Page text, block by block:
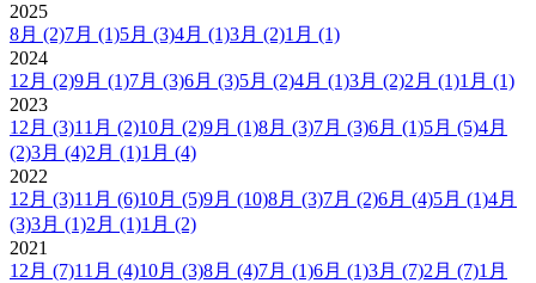
2025
8月 (2)7月 (1)5月 (3)4月 (1)3月 (2)1月 (1)
2024
12月 (2)9月 (1)7月 (3)6月 (3)5月 (2)4月 (1)3月 (2)2月 (1)1月 (1)
2023
12月 (3)11月 (2)10月 (2)9月 (1)8月 (3)7月 (3)6月 (1)5月 (5)4月
(2)3月 (4)2月 (1)1月 (4)
2022
12月 (3)11月 (6)10月 (5)9月 (10)8月 (3)7月 (2)6月 (4)5月 (1)4月
(3)3月 (1)2月 (1)1月 (2)
2021
12月 (7)11月 (4)10月 (3)8月 (4)7月 (1)6月 (1)3月 (7)2月 (7)1月